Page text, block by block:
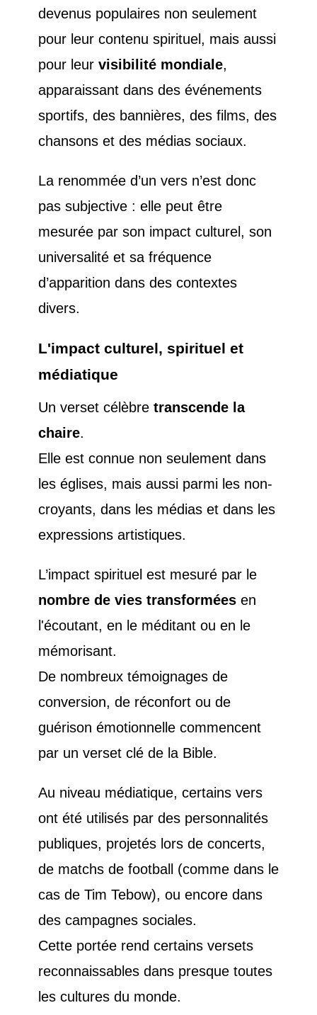
devenus populaires non seulement
pour leur contenu spirituel, mais aussi
pour leur visibilité mondiale,
apparaissant dans des événements
sportifs, des bannières, des films, des
chansons et des médias sociaux.
La renommée d’un vers n’est donc
pas subjective : elle peut être
mesurée par son impact culturel, son
universalité et sa fréquence
d’apparition dans des contextes
divers.
L'impact culturel, spirituel et
médiatique
Un verset célèbre transcende la
chaire.
Elle est connue non seulement dans
les églises, mais aussi parmi les non-
croyants, dans les médias et dans les
expressions artistiques.
L’impact spirituel est mesuré par le
nombre de vies transforméesen
l'écoutant, en le méditant ou en le
mémorisant.
De nombreux témoignages de
conversion, de réconfort ou de
guérison émotionnelle commencent
par un verset clé de la Bible.
Au niveau médiatique, certains vers
ont été utilisés par des personnalités
publiques, projetés lors de concerts,
de matchs de football (comme dans le
cas de Tim Tebow), ou encore dans
des campagnes sociales.
Cette portée rend certains versets
reconnaissables dans presque toutes
les cultures du monde.